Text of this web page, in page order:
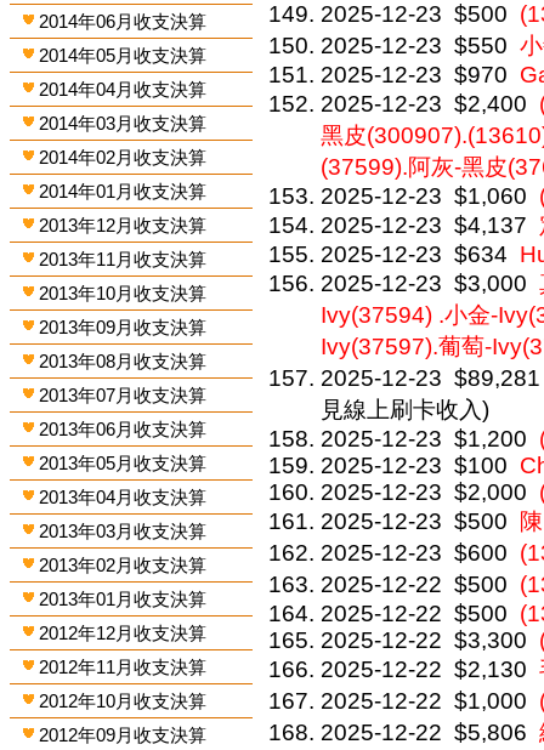
2014年06月收支決算
2014年05月收支決算
2014年04月收支決算
2014年03月收支決算
2014年02月收支決算
2014年01月收支決算
2013年12月收支決算
2013年11月收支決算
2013年10月收支決算
2013年09月收支決算
2013年08月收支決算
2013年07月收支決算
2013年06月收支決算
2013年05月收支決算
2013年04月收支決算
2013年03月收支決算
2013年02月收支決算
2013年01月收支決算
2012年12月收支決算
2012年11月收支決算
2012年10月收支決算
2012年09月收支決算
2025-12-23 $500
2025-12-23 $550
2025-12-23 $970
2025-12-23 $2,400
黑皮
(37599).阿灰-黑皮
2025-12-23 $1,060
2025-12-23 $4,137
2025-12-23 $634
2025-12-23 $3,000
Ivy(37594) .小金-
Ivy(37597).葡萄-
2025-12-23 $89,281
見線上刷卡收入)
2025-12-23 $1,200
2025-12-23 $100
2025-12-23 $2,000
2025-12-23 $500
2025-12-23 $600
2025-12-22 $500
2025-12-22 $500
2025-12-22 $3,300
2025-12-22 $2,130
2025-12-22 $1,000
2025-12-22 $5,806